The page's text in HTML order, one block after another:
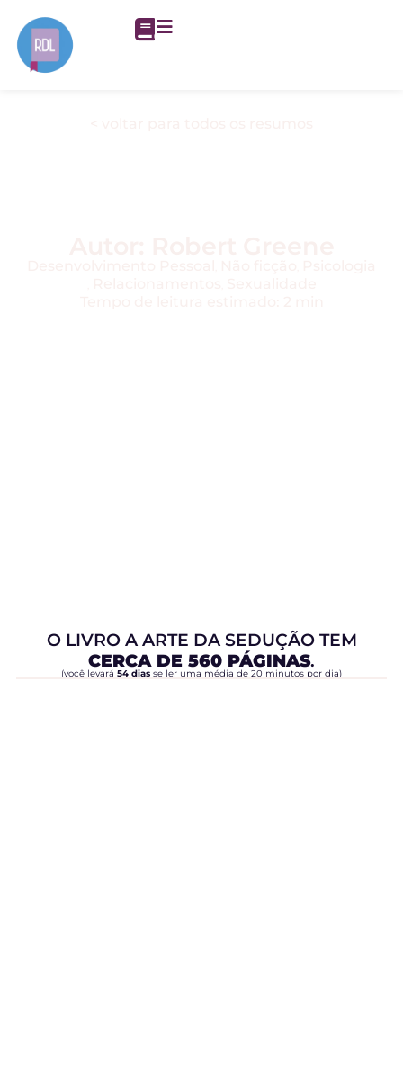
O LIVRO A ARTE DA SEDUÇÃO TEM
CERCA DE 560 PÁGINAS.
(você levará 54 dias se ler uma média de 20 minutos por dia)